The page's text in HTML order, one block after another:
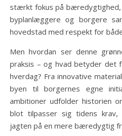
stærkt fokus på
byplanlæggere og borgere
hovedstad med respekt for
Men hvordan ser denne
praksis – og hvad betyder det
hverdag? Fra innovative
byen til borgernes egne
ambitioner udfolder historien
blot tilpasser sig tidens
jagten på en mere bæredygtig